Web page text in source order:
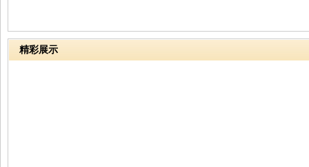
精彩展示